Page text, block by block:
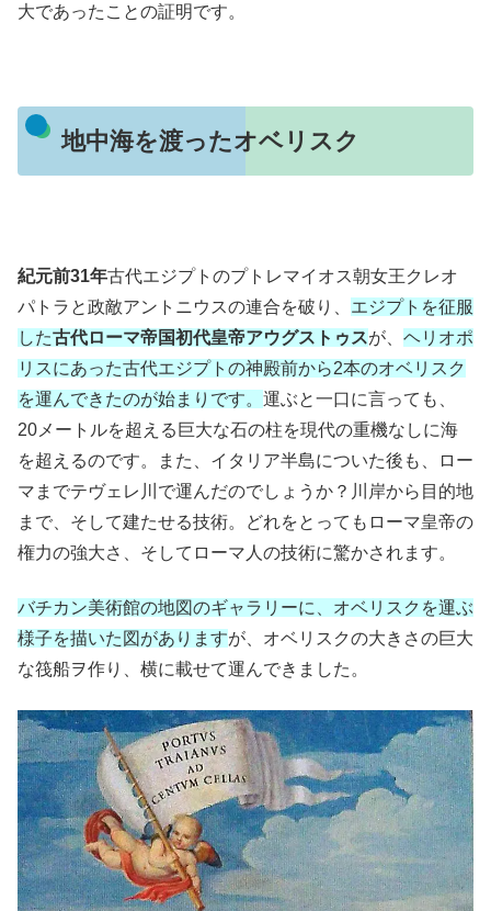
大であったことの証明です。
地中海を渡ったオベリスク
紀元前31年古代エジプトのプトレマイオス朝女王クレオ
パトラと政敵アントニウスの連合を破り、 エジプトを征服
した古代ローマ帝国初代皇帝アウグストゥスが、 ヘリオポ
リスにあった古代エジプトの神殿前から2本のオベリスク
を運んできたのが始まりです。 運ぶと一口に言っても、
20メートルを超える巨大な石の柱を現代の重機なしに海
を超えるのです。また、イタリア半島についた後も、ロー
マまでテヴェレ川で運んだのでしょうか？川岸から目的地
まで、そして建たせる技術。どれをとってもローマ皇帝の
権力の強大さ、そしてローマ人の技術に驚かされます。
バチカン美術館の地図のギャラリーに、オベリスクを運ぶ
様子を描いた図がありますが、オベリスクの大きさの巨大
な筏船ヲ作り、横に載せて運んできました。